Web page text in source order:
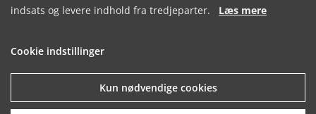
HANSTHOLM.
VIRKELIGHED
VEJLEBOGEN
2022
NÅR GUD
SENDER KRIGE…
indsats og levere indhold fra tredjeparter. Læs mere
Cookie indstillinger
Kun nødvendige cookies